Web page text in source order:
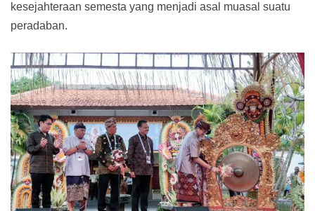
kesejahteraan semesta yang menjadi asal muasal suatu
peradaban.